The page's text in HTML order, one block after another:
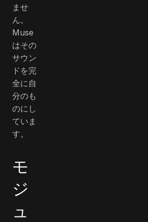
ませ
ん。
Muse
はその
サウン
ドを完
全に自
分のも
のにし
ていま
す。
モ
ジ
ュ